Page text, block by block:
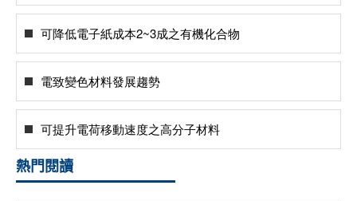
可降低電子紙成本2~3成之有機化合物
電致變色材料發展趨勢
可提升電荷移動速度之高分子材料
熱門閱讀